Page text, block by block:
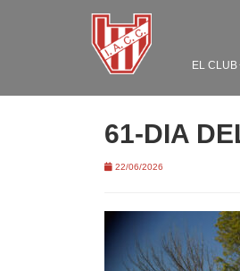
EL CLUB
61-DIA
22/06/2026